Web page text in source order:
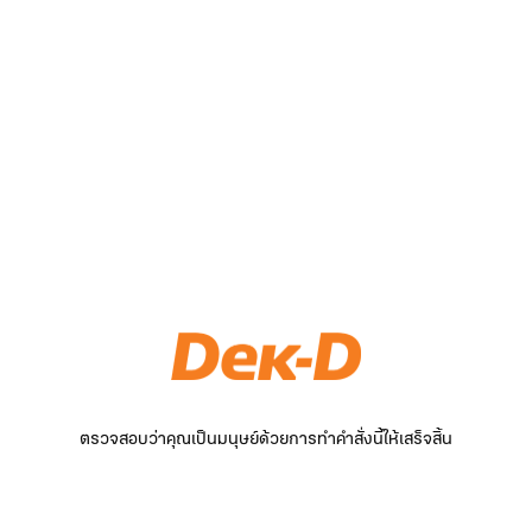
ตรวจสอบว่าคุณเป็นมนุษย์ด้วยการทำคำสั่งนี้ให้เสร็จสิ้น